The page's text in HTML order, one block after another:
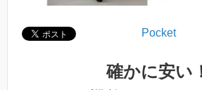
Pocket
確かに安い